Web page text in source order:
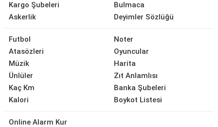
Kargo Şubeleri
Askerlik
Bulmaca
Deyimler Sözlüğü
Futbol
Atasözleri
Müzik
Ünlüler
Kaç Km
Kalori
Noter
Oyuncular
Harita
Zıt Anlamlısı
Banka Şubeleri
Boykot Listesi
Online Alarm Kur